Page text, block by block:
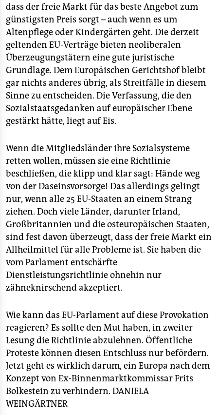
dass der freie Markt für das beste Angebot zum
günstigsten Preis sorgt – auch wenn es um
Altenpflege oder Kindergärten geht. Die derzeit
geltenden EU-Verträge bieten neoliberalen
Überzeugungstätern eine gute juristische
Grundlage. Dem Europäischen Gerichtshof bleibt
gar nichts anderes übrig, als Streitfälle in diesem
Sinne zu entscheiden. Die Verfassung, die den
Sozialstaatsgedanken auf europäischer Ebene
gestärkt hätte, liegt auf Eis.
Wenn die Mitgliedsländer ihre Sozialsysteme
retten wollen, müssen sie eine Richtlinie
beschließen, die klipp und klar sagt: Hände weg
von der Daseinsvorsorge! Das allerdings gelingt
nur, wenn alle 25 EU-Staaten an einem Strang
ziehen. Doch viele Länder, darunter Irland,
Großbritannien und die osteuropäischen Staaten,
sind fest davon überzeugt, dass der freie Markt ein
Allheilmittel für alle Probleme ist. Sie haben die
vom Parlament entschärfte
Dienstleistungsrichtlinie ohnehin nur
zähneknirschend akzeptiert.
Wie kann das EU-Parlament auf diese Provokation
reagieren? Es sollte den Mut haben, in zweiter
Lesung die Richtlinie abzulehnen. Öffentliche
Proteste können diesen Entschluss nur befördern.
Jetzt geht es wirklich darum, ein Europa nach dem
Konzept von Ex-Binnenmarktkommissar Frits
Bolkestein zu verhindern. DANIELA
WEINGÄRTNER